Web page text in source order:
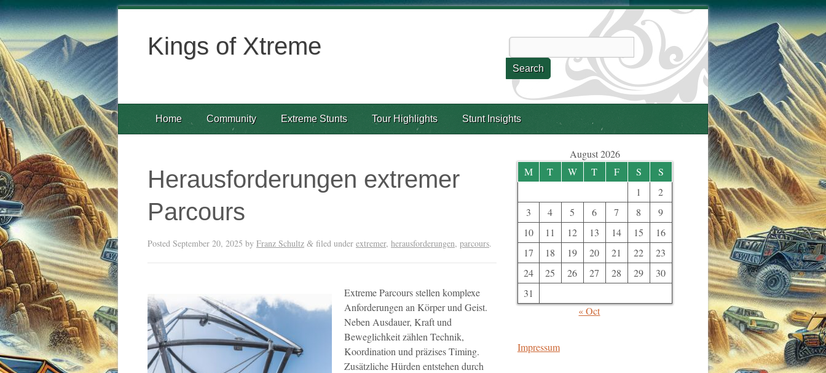
Kings of Xtreme
Home Community Extreme Stunts Tour Highlights Stunt Insights
Herausforderungen extremer
Parcours
Posted September 20, 2025 by Franz Schultz & filed under extremer, herausforderungen, parcours.
Extreme Parcours stellen komplexe
Anforderungen an Körper und Geist.
Neben Ausdauer, Kraft und
Beweglichkeit zählen Technik,
Koordination und präzises Timing.
Zusätzliche Hürden entstehen durch
August 2026
M
T W T F S
S
1
2
3
4 5 6 7 8
9
10
11 12 13 14 15
16
17
18 19 20 21 22
23
24
25 26 27 28 29
30
31
« Oct
Impressum